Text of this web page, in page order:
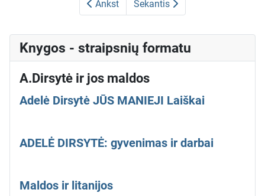
Ankst Sekantis
Knygos - straipsnių formatu
A.Dirsytė ir jos maldos
Adelė Dirsytė JŪS MANIEJI Laiškai
ADELĖ DIRSYTĖ: gyvenimas ir darbai
Maldos ir litanijos